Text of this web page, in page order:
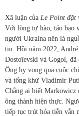
Xã luận của Le Point đặt
Với lòng tự hào, táo bạo
người Ukraina nên là
tin. Hồi năm 2022,
Dostoïevski và Gogol, đã
Ông hy vọng qua cuộc
và tống khứ Vladimir
Chẳng ai biết Markowicz
ông thành hiện thực.
tiếp tục trút hỏa tiễn vẫn